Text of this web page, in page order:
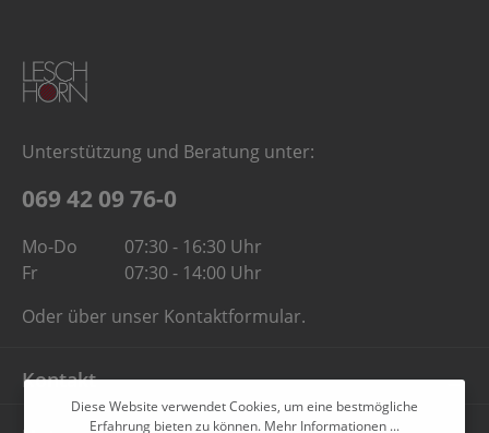
Unterstützung und Beratung unter:
069 42 09 76-0
Mo-Do
07:30 - 16:30 Uhr
Fr
07:30 - 14:00 Uhr
Oder über unser Kontaktformular.
Kontakt
Diese Website verwendet Cookies, um eine bestmögliche
Erfahrung bieten zu können. Mehr Informationen ...